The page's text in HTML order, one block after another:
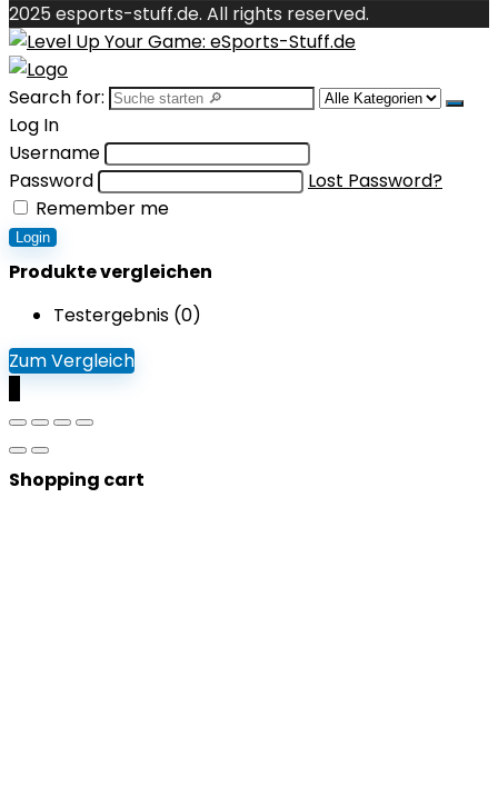
2025 esports-stuff.de. All rights reserved.
Search for:
Log In
Username
Password
Lost Password?
Remember me
Login
Produkte vergleichen
Testergebnis (0)
Zum Vergleich
Shopping cart